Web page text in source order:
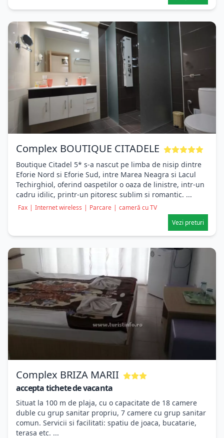
Complex BOUTIQUE CITADELE
Boutique Citadel 5* s-a nascut pe limba de nisip dintre
Eforie Nord si Eforie Sud, intre Marea Neagra si Lacul
Techirghiol, oferind oaspetilor o oaza de linistre, intr-un
cadru idilic, printr-un pitoresc sublim si romantic. ...
Fax | Internet wireless | Parcare | cameră cu TV
Vezi preturi
Complex BRIZA MARII
accepta tichete de vacanta
Situat la 100 m de plaja, cu o capacitate de 18 camere
duble cu grup sanitar propriu, 7 camere cu grup sanitar
comun. Servicii si facilitati: spatiu de joaca, bucatarie,
terasa etc. ...